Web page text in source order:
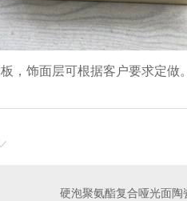
，饰面层可根据客户要求定做。